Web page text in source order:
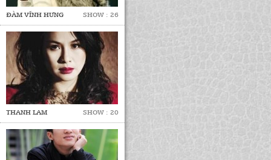
ĐÀM VĨNH HƯNG SHOW : 26
THANH LAM SHOW : 20